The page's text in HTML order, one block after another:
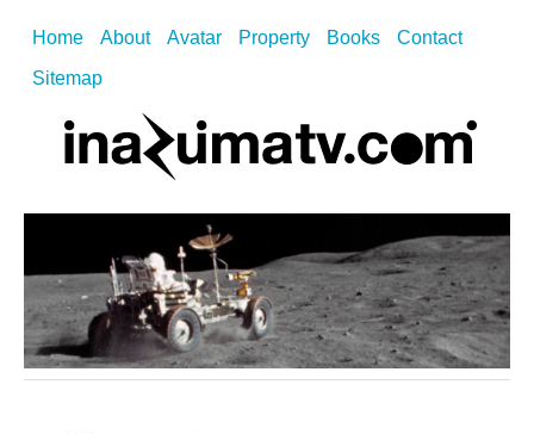
Home About Avatar Property Books
Contact
Sitemap